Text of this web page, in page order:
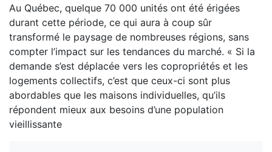
Au Québec, quelque 70 000 unités ont été érigées
durant cette période, ce qui aura à coup sûr
transformé le paysage de nombreuses régions, sans
compter l’impact sur les tendances du marché. « Si la
demande s’est déplacée vers les copropriétés et les
logements collectifs, c’est que ceux-ci sont plus
abordables que les maisons individuelles, qu’ils
répondent mieux aux besoins d’une population
vieillissante